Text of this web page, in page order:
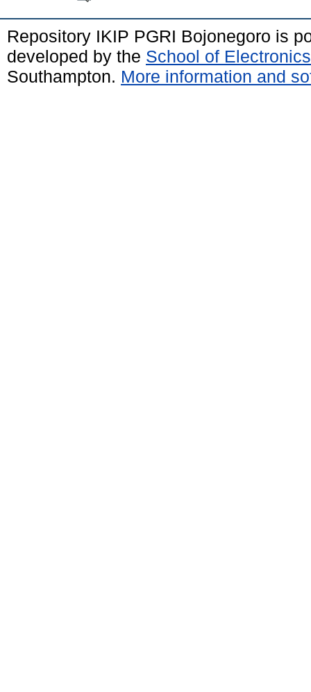
Repository IKIP PGRI Bojonegoro is
developed by the School of
Southampton. More information and